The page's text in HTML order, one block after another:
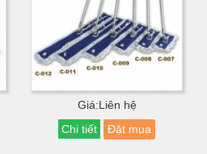
Giá:Liên hệ
Chi tiết
Đặt mua